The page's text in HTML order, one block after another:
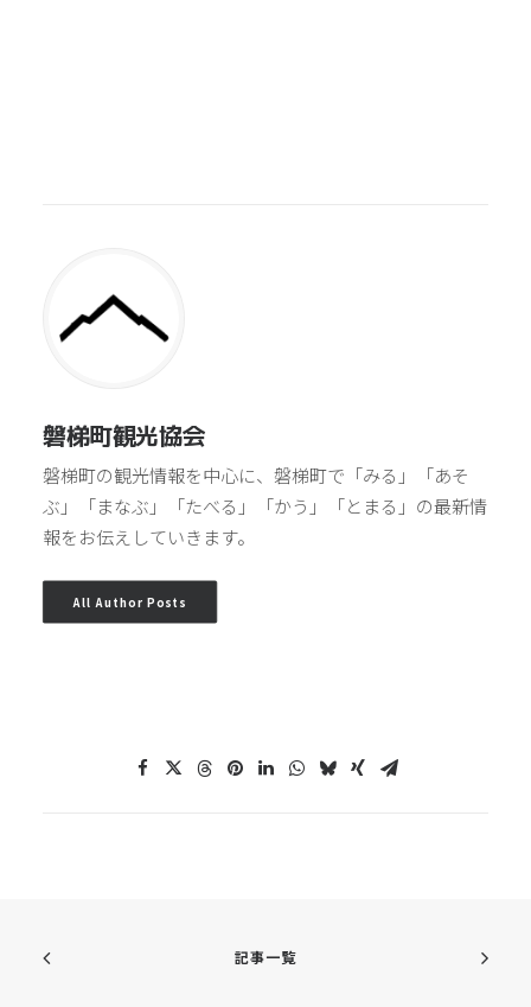
磐梯町観光協会
磐梯町の観光情報を中心に、磐梯町で「みる」「あそ
ぶ」「まなぶ」「たべる」「かう」「とまる」の最新情
報をお伝えしていきます。
All Author Posts
記事一覧